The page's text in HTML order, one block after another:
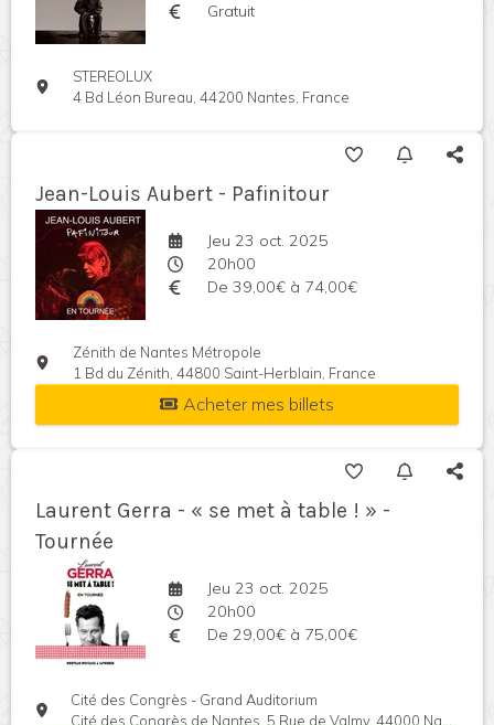
Gratuit
STEREOLUX
4 Bd Léon Bureau, 44200 Nantes, France
Jean-Louis Aubert - Pafinitour
Jeu 23 oct. 2025
20h00
De 39,00€ à 74,00€
Zénith de Nantes Métropole
1 Bd du Zénith, 44800 Saint-Herblain, France
Acheter mes billets
Laurent Gerra - « se met à table ! » -
Tournée
Jeu 23 oct. 2025
20h00
De 29,00€ à 75,00€
Cité des Congrès - Grand Auditorium
Cité des Congrès de Nantes, 5 Rue de Valmy, 44000 Nantes, France